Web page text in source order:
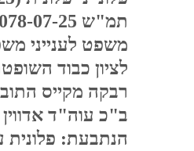
משפט לענייני
לציון כבוד
רבקה מקייס
ב"כ עוה"ד אדווין
הנתבעת: